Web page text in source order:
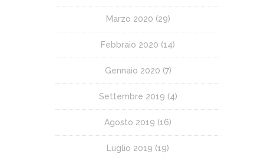
Marzo 2020 (29)
Febbraio 2020 (14)
Gennaio 2020 (7)
Settembre 2019 (4)
Agosto 2019 (16)
Luglio 2019 (19)